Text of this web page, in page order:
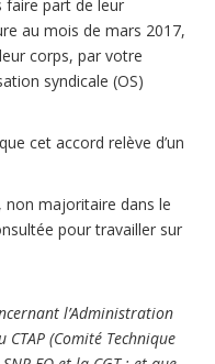
part de leur
au mois de mars 2017,
corps, par votre
syndicale (OS)
cet accord relève d’un
non majoritaire dans le
pour travailler sur
l’Administration
(Comité Technique